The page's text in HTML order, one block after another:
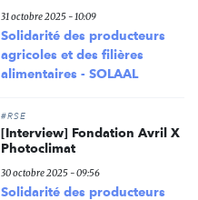
31 octobre 2025 - 10:09
Solidarité des producteurs
agricoles et des filières
alimentaires - SOLAAL
#RSE
[Interview] Fondation Avril X
Photoclimat
30 octobre 2025 - 09:56
Solidarité des producteurs